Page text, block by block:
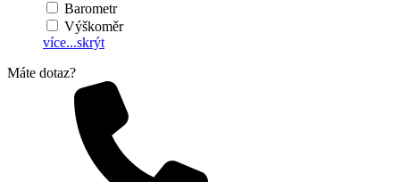
Barometr
Výškoměr
více...skrýt
Máte dotaz?